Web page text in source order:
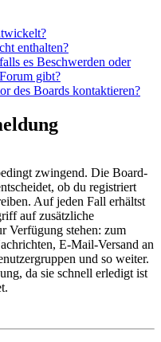
enthalten?
es Beschwerden oder
gibt?
des Boards kontaktieren?
zwingend. Die Board-
ob du registriert
Auf jeden Fall erhältst
auf zusätzliche
Verfügung stehen: zum
E-Mail-Versand an
und so weiter.
da sie schnell erledigt ist